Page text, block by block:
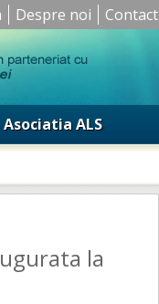
Despre noi Contact
Asociatia ALS
la